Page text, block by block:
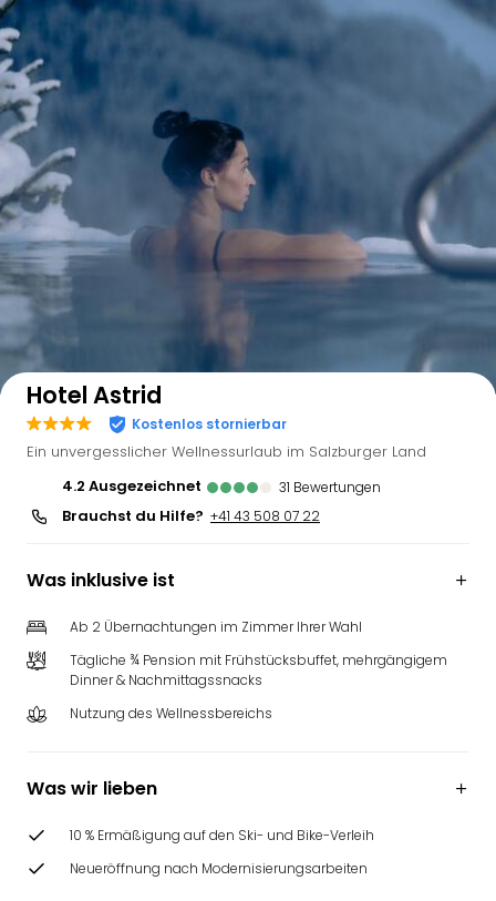
Hotel Astrid
Kostenlos stornierbar
Ein unvergesslicher Wellnessurlaub im Salzburger Land
4.2
ausgezeichnet 31 Bewertungen
Brauchst du Hilfe? +41 43 508 07 22
Was inklusive ist
Ab 2 Übernachtungen im Zimmer Ihrer Wahl
Tägliche ¾ Pension mit Frühstücksbuffet, mehrgängigem
Dinner & Nachmittagssnacks
Nutzung des Wellnessbereichs
Was wir lieben
10 % Ermäßigung auf den Ski- und Bike-Verleih
Neueröffnung nach Modernisierungsarbeiten